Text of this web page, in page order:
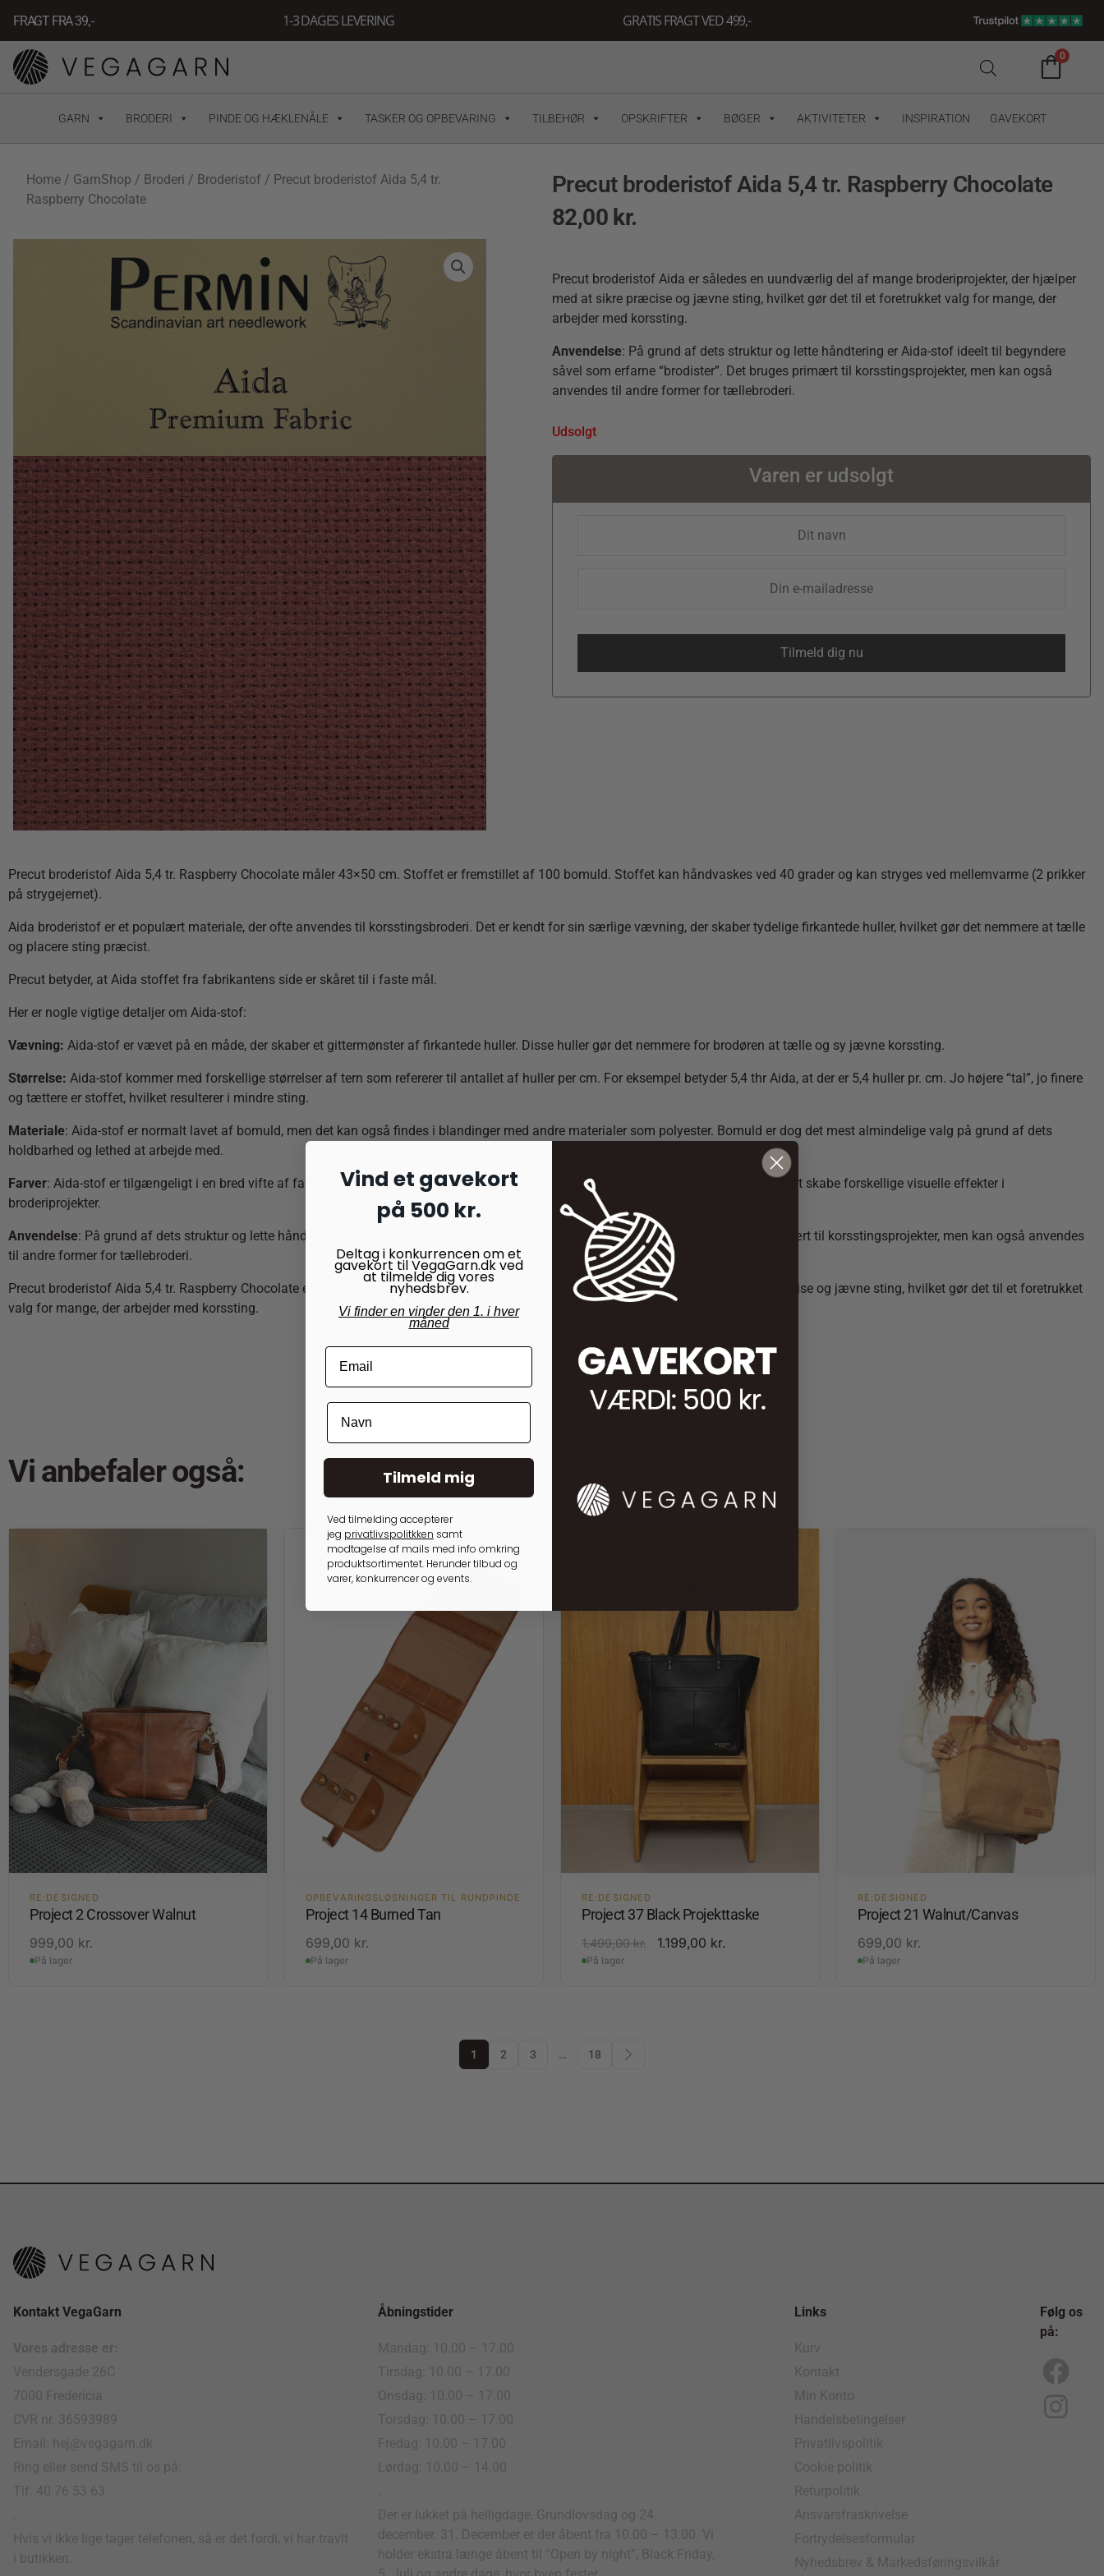
indholdet
FRAGT FRA 39, - 1-3 DAGES LEVERING GRATIS FRAGT VED 499,-
0
GARN BRODERI PINDE OG HÆKLENÅLE TASKER OG OPBEVARING TILBEHØR OPSKRIFTER BØGER AKTIVITETER INSPIRATION GAVEKORT
Home / GarnShop / Broderi / Broderistof / Precut broderistof Aida 5,4 tr.
Raspberry Chocolate
Precut broderistof Aida 5,4 tr. Raspberry Chocolate
82,00 kr.
Precut broderistof Aida er således en uundværlig del af mange broderiprojekter, der hjælper
med at sikre præcise og jævne sting, hvilket gør det til et foretrukket valg for mange, der
arbejder med korssting.
Anvendelse: På grund af dets struktur og lette håndtering er Aida-stof ideelt til begyndere
såvel som erfarne “brodister”. Det bruges primært til korsstingsprojekter, men kan også
anvendes til andre former for tællebroderi.
Udsolgt
Varen er udsolgt
Precut broderistof Aida 5,4 tr. Raspberry Chocolate måler 43×50 cm. Stoffet er fremstillet af 100 bomuld. Stoffet kan håndvaskes ved 40 grader og kan stryges ved mellemvarme (2 prikker
på strygejernet).
Aida broderistof er et populært materiale, der ofte anvendes til korsstingsbroderi. Det er kendt for sin særlige vævning, der skaber tydelige firkantede huller, hvilket gør det nemmere at tælle
og placere sting præcist.
Precut betyder, at Aida stoffet fra fabrikantens side er skåret til i faste mål.
Her er nogle vigtige detaljer om Aida-stof:
Vævning: Aida-stof er vævet på en måde, der skaber et gittermønster af firkantede huller. Disse huller gør det nemmere for brodøren at tælle og sy jævne korssting.
Størrelse: Aida-stof kommer med forskellige størrelser af tern som refererer til antallet af huller per cm. For eksempel betyder 5,4 thr Aida, at der er 5,4 huller pr. cm. Jo højere “tal”, jo finere
og tættere er stoffet, hvilket resulterer i mindre sting.
Materiale: Aida-stof er normalt lavet af bomuld, men det kan også findes i blandinger med andre materialer som polyester. Bomuld er dog det mest almindelige valg på grund af dets
holdbarhed og lethed at arbejde med.
Farver: Aida-stof er tilgængeligt i en bred vifte af farver, selvom hvid og off-white er de mest almindelige. Farvet Aida-stof kan bruges til at skabe forskellige visuelle effekter i
broderiprojekter.
Anvendelse: På grund af dets struktur og lette håndtering er Aida-stof ideelt til begyndere såvel som erfarne “brodister”. Det bruges primært til korsstingsprojekter, men kan også anvendes
til andre former for tællebroderi.
Precut broderistof Aida 5,4 tr. Raspberry Chocolate er således en uundværlig del af mange broderiprojekter, der hjælper med at sikre præcise og jævne sting, hvilket gør det til et foretrukket
valg for mange, der arbejder med korssting.
Vi anbefaler også:
RE:DESIGNED
Project 2 Crossover Walnut
999,00 kr.
På lager
OPBEVARINGSLØSNINGER TIL RUNDPINDE
Project 14 Burned Tan
699,00 kr.
På lager
RE:DESIGNED
Project 37 Black Projekttaske
1.499,00kr. 1.199,00 kr.
På lager
RE:DESIGNED
Project 21 Walnut/Canvas
699,00 kr.
På lager
1 2 3 … 18
Kontakt VegaGarn
Vores adresse er:
Vendersgade 26C
7000 Fredericia
CVR nr. 36593989
Email: hej@vegagarn.dk
Ring eller send SMS til os på:
Tlf. 40 76 53 63
Hvis vi ikke lige tager telefonen, så er det fordi, vi har travlt
i butikken.
Åbningstider
Mandag: 10.00 – 17.00
Tirsdag: 10.00 – 17.00
Onsdag: 10.00 – 17.00
Torsdag: 10.00 – 17.00
Fredag: 10.00 – 17.00
Lørdag: 10.00 – 14.00
Der er lukket på helligdage, Grundlovsdag og 24.
december. 31. December er der åbent fra 10.00 – 13.00. Vi
holder ekstra længe åbent til “Open by night”, Black Friday,
Links
Kurv
Kontakt
Min Konto
Handelsbetingelser
Privatlivspolitik
Cookie politik
Returpolitik
Ansvarsfraskrivelse
Fortrydelsesformular
Nyhedsbrev & Markedsføringsvilkår
Følg os
på:
F
a
I
n
Vind et gavekort
på 500 kr.
Deltag i konkurrencen om et
gavekort til VegaGarn.dk ved
at tilmelde dig vores
nyhedsbrev.
Vi finder en vinder den 1. i hver
måned
Tilmeld mig
Ved tilmelding accepterer
jeg privatlivspolitkken samt
modtagelse af mails med info omkring
produktsortimentet. Herunder tilbud og
varer, konkurrencer og events.